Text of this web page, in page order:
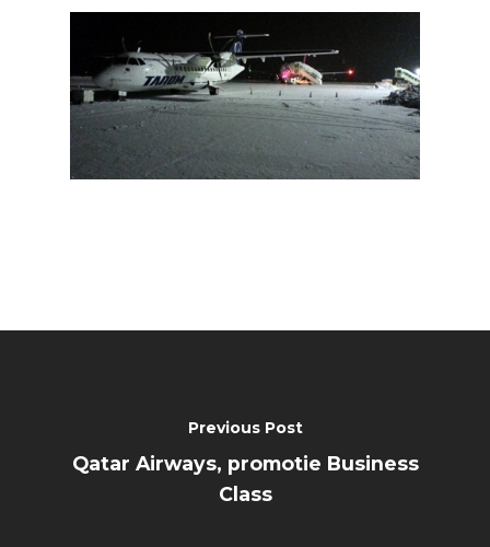
Previous Post
Qatar Airways, promotie Business
Class